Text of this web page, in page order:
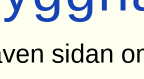
sidan